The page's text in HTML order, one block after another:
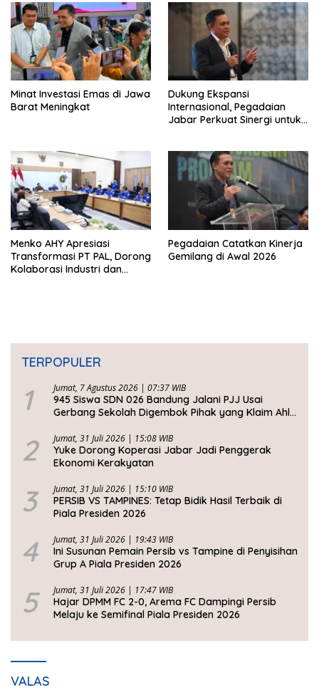
Minat Investasi Emas di Jawa
Barat Meningkat
Dukung Ekspansi
Internasional, Pegadaian
Jabar Perkuat Sinergi untuk
Menko AHY Apresiasi
Transformasi PT PAL, Dorong
Kolaborasi Industri dan
Pegadaian Catatkan Kinerja
Gemilang di Awal 2026
TERPOPULER
1 Jumat, 7 Agustus 2026 | 07:37 WIB
945 Siswa SDN 026 Bandung Jalani PJJ Usai
Gerbang Sekolah Digembok Pihak yang Klaim Ahli
2 Jumat, 31 Juli 2026 | 15:08 WIB
Yuke Dorong Koperasi Jabar Jadi Penggerak
Ekonomi Kerakyatan
3 Jumat, 31 Juli 2026 | 15:10 WIB
PERSIB VS TAMPINES: Tetap Bidik Hasil Terbaik di
Piala Presiden 2026
4 Jumat, 31 Juli 2026 | 19:43 WIB
Ini Susunan Pemain Persib vs Tampine di Penyisihan
Grup A Piala Presiden 2026
5 Jumat, 31 Juli 2026 | 17:47 WIB
Hajar DPMM FC 2-0, Arema FC Dampingi Persib
Melaju ke Semifinal Piala Presiden 2026
VALAS